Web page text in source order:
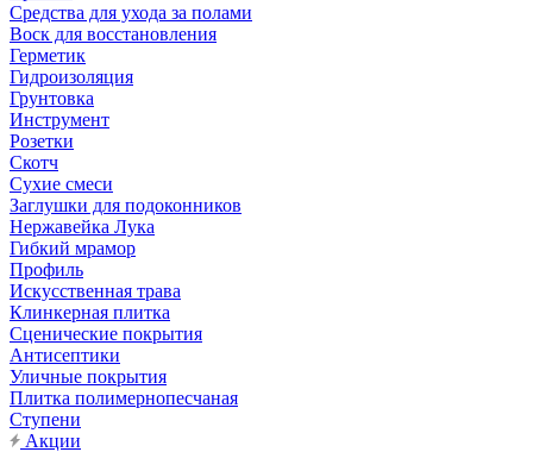
Средства для ухода за полами
Воск для восстановления
Герметик
Гидроизоляция
Грунтовка
Инструмент
Розетки
Скотч
Сухие смеси
Заглушки для подоконников
Нержавейка Лука
Гибкий мрамор
Профиль
Искусственная трава
Клинкерная плитка
Сценические покрытия
Антисептики
Уличные покрытия
Плитка полимернопесчаная
Ступени
Акции